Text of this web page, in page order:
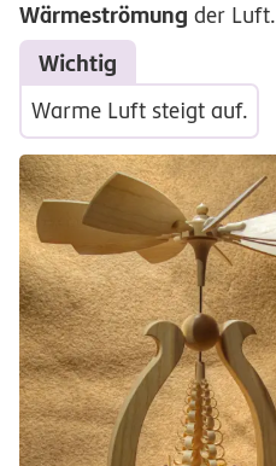
Wärmeströmung der Luft.
Wichtig
Warme Luft steigt auf.